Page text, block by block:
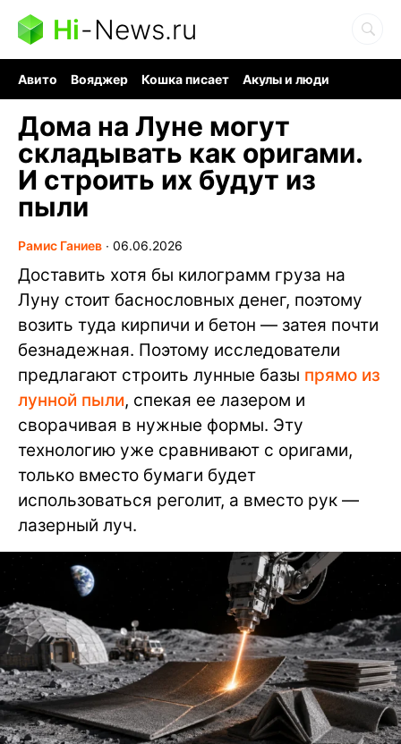
Hi-News.ru
Авито Вояджер Кошка писает
Акулы и люди
Дома на Луне могут
складывать как оригами.
И строить их будут из
пыли
Рамис Ганиев ∙ 06.06.2026
Доставить хотя бы килограмм груза на
Луну стоит баснословных денег, поэтому
возить туда кирпичи и бетон — затея почти
безнадежная. Поэтому исследователи
предлагают строить лунные базы прямо из
лунной пыли, спекая ее лазером и
сворачивая в нужные формы. Эту
технологию уже сравнивают с оригами,
только вместо бумаги будет
использоваться реголит, а вместо рук —
лазерный луч.